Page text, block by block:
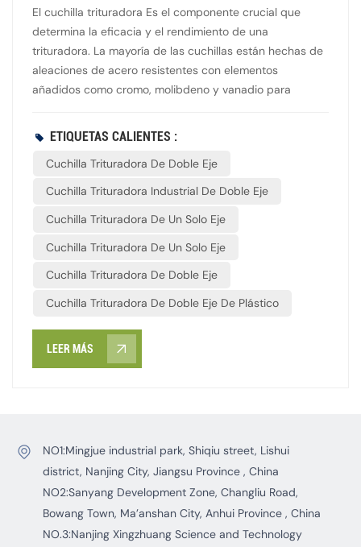
El cuchilla trituradora Es el componente crucial que
determina la eficacia y el rendimiento de una
trituradora. La mayoría de las cuchillas están hechas de
aleaciones de acero resistentes con elementos
añadidos como cromo, molibdeno y vanadio para
que requieren mayor dureza y resistencia al calor, se
materiales que se procesan, las cuchillas vienen en tres
formas principales: en forma de gancho, planas y
diferentes tipos de materiales, como artículos fibrosos,
blandos o voluminosos. La fabricación de estas cuchillas
seguido de un afilado preciso de los bordes en
máquinas CNC para garantizar su nitidez y
individuales y cuchillas trituradoras de doble eje Para
industrias como la gestión de residuos, el reciclaje de
necesidades de cada cliente en cuanto a material,
velocidad de alimentación y vida útil, lo que optimiza la
velocidad de procesamiento, reduce el consumo de
energía y disminuye los costos.
ETIQUETAS CALIENTES :
Cuchilla Trituradora De Doble Eje
Cuchilla Trituradora Industrial De Doble Eje
Cuchilla Trituradora De Un Solo Eje
Cuchilla Trituradora De Un Solo Eje
Cuchilla Trituradora De Doble Eje
Cuchilla Trituradora De Doble Eje De Plástico
LEER MÁS
NO1:Mingjue industrial park, Shiqiu street, Lishui
district, Nanjing City, Jiangsu Province , China
NO2:Sanyang Development Zone, Changliu Road,
Bowang Town, Ma’anshan City, Anhui Province , China
NO.3:Nanjing Xingzhuang Science and Technology